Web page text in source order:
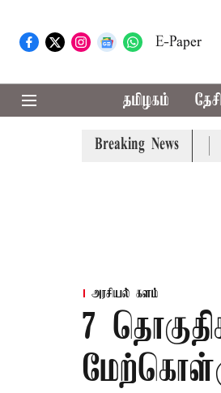
E-Paper
தமிழகம்
Breaking News
அரசு கூறுவதென்ன..? 80-
அரசியல் களம்
7